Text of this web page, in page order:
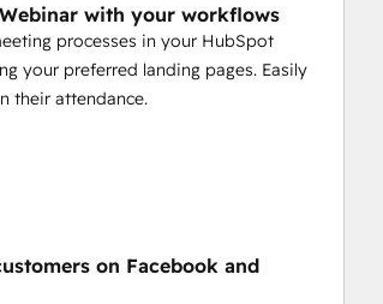
with your workflows
processes in your HubSpot
your preferred landing pages. Easily
their attendance.
on Facebook and